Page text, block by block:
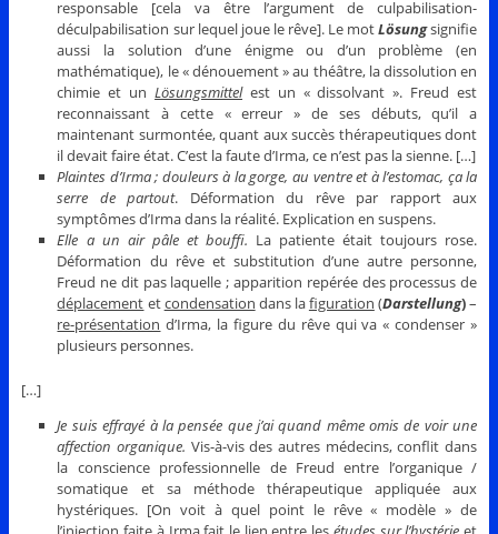
responsable [cela va être l’argument de culpabilisation-
déculpabilisation sur lequel joue le rêve]. Le motLösungsignifie
aussi la solution d’une énigme ou d’un problème (en
mathématique), le « dénouement » au théâtre, la dissolution en
chimie et unLösungsmittel est un « dissolvant ». Freud est
reconnaissant à cette « erreur » de ses débuts, qu’il a
maintenant surmontée, quant aux succès thérapeutiques dont
il devait faire état. C’est la faute d’Irma, ce n’est pas la sienne. […]
Plaintes d’Irma ; douleurs à la gorge, au ventre et à l’estomac, ça la
serre de partout. Déformation du rêve par rapport aux
symptômes d’Irma dans la réalité. Explication en suspens.
Elle a un air pâle et bouffi. La patiente était toujours rose.
Déformation du rêve et substitution d’une autre personne,
Freud ne dit pas laquelle ; apparition repérée des processus de
déplacement etcondensation dans lafiguration (Darstellung)–
re-présentation d’Irma, la figure du rêve qui va « condenser »
plusieurs personnes.
[…]
Je suis effrayé à la pensée que j’ai quand même omis de voir une
affection organique. Vis-à-vis des autres médecins, conflit dans
la conscience professionnelle de Freud entre l’organique /
somatique et sa méthode thérapeutique appliquée aux
hystériques. [On voit à quel point le rêve « modèle » de